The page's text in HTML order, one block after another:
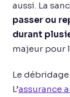
aussi. La
passer ou
durant
majeur pour
Le
L’assurance